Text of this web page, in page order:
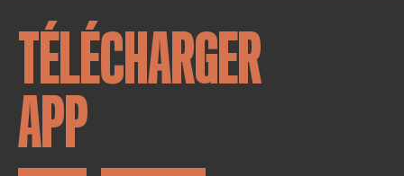
TÉLÉCHARGER
APP